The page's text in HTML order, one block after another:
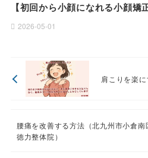
【初回から小顔になれる小顔
2026-05-01
肩こりを楽
腰痛を改善する方法（北九州市小倉南
徳力整体院）